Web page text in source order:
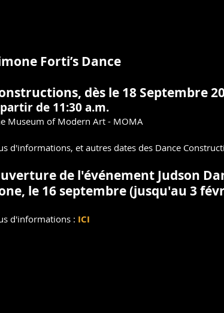
Forti’s Dance
dès le 18 Septembre
de 11:30 a.m.
Museum of Modern Art - MOMA
d'informations, et autres dates des Dance
de l'événement Judson
le 16 septembre (jusqu'au 3
d'informations : ICI